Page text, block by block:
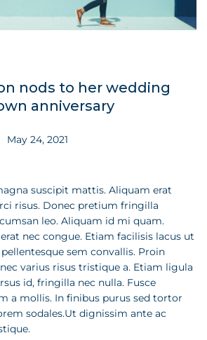
nods to her wedding
anniversary
May 24, 2021
suscipit mattis. Aliquam erat
risus. Donec pretium fringilla
leo. Aliquam id mi quam.
nec congue. Etiam facilisis lacus ut
sem convallis. Proin
varius risus tristique a. Etiam ligula
id, fringilla nec nulla. Fusce
a mollis. In finibus purus sed tortor
sodales.Ut dignissim ante ac